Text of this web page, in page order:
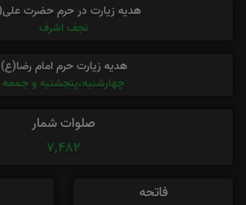
هدیه زیارت در حرم حضرت
نجف اشرف
هدیه زیارت حرم امام رضا(ع)
چهارشنبه،پنجشنبه و جمعه
صلوات شمار
7,482
فاتحه